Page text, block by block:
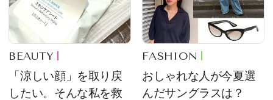
BEAUTY
「涼しい顔」を取り戻
したい。そんな私を救
FASHION
おしゃれな人が今夏選
んだサングラスは？